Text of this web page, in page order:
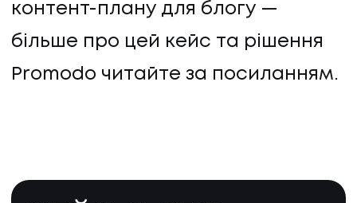
контент-плану для блогу —
більше про цей кейс та рішення
Promodo читайте за посиланням.